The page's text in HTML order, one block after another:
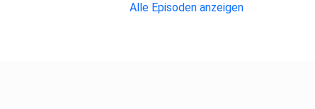
Alle Episoden anzeigen